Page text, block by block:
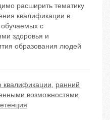
расширить тематику
квалификации в
обучаемых с
здоровья и
образования людей
квалификации, ранний
возможностями